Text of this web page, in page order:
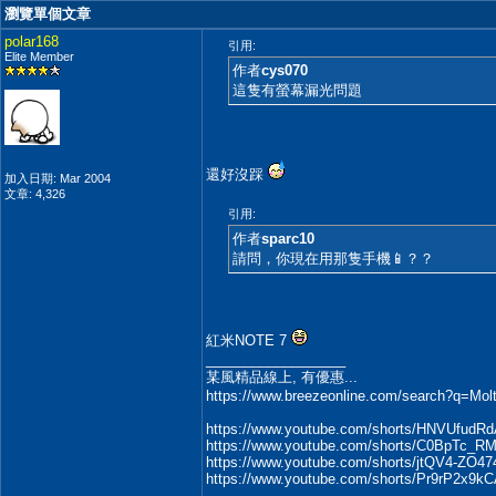
瀏覽單個文章
polar168
Elite Member
加入日期: Mar 2004
文章: 4,326
引用:
作者cys070
這隻有螢幕漏光問題
還好沒踩
引用:
作者sparc10
請問，你現在用那隻手機📱？？
紅米NOTE 7
某風精品線上, 有優惠...
https://www.breezeonline.com/
https://www.youtube.com/shorts/
https://www.youtube.com/shorts/
https://www.youtube.com/shorts/jtQV4-
https://www.youtube.com/shorts/